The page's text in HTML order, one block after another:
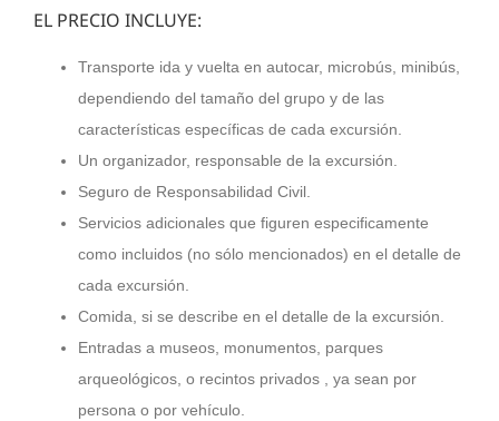
EL PRECIO INCLUYE:
Transporte ida y vuelta en autocar, microbús, minibús,
dependiendo del tamaño del grupo y de las
características específicas de cada excursión.
Un organizador, responsable de la excursión.
Seguro de Responsabilidad Civil.
Servicios adicionales que figuren especificamente
como incluidos (no sólo mencionados) en el detalle de
cada excursión.
Comida, si se describe en el detalle de la excursión.
Entradas a museos, monumentos, parques
arqueológicos, o recintos privados , ya sean por
persona o por vehículo.